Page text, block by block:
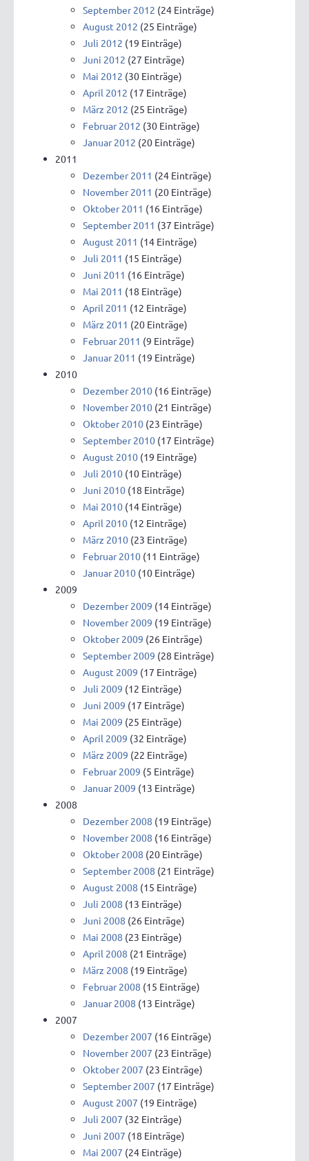
September 2012 (24 Einträge)
August 2012 (25 Einträge)
Juli 2012 (19 Einträge)
Juni 2012 (27 Einträge)
Mai 2012 (30 Einträge)
April 2012 (17 Einträge)
März 2012 (25 Einträge)
Februar 2012 (30 Einträge)
Januar 2012 (20 Einträge)
2011
Dezember 2011 (24 Einträge)
November 2011 (20 Einträge)
Oktober 2011 (16 Einträge)
September 2011 (37 Einträge)
August 2011 (14 Einträge)
Juli 2011 (15 Einträge)
Juni 2011 (16 Einträge)
Mai 2011 (18 Einträge)
April 2011 (12 Einträge)
März 2011 (20 Einträge)
Februar 2011 (9 Einträge)
Januar 2011 (19 Einträge)
2010
Dezember 2010 (16 Einträge)
November 2010 (21 Einträge)
Oktober 2010 (23 Einträge)
September 2010 (17 Einträge)
August 2010 (19 Einträge)
Juli 2010 (10 Einträge)
Juni 2010 (18 Einträge)
Mai 2010 (14 Einträge)
April 2010 (12 Einträge)
März 2010 (23 Einträge)
Februar 2010 (11 Einträge)
Januar 2010 (10 Einträge)
2009
Dezember 2009 (14 Einträge)
November 2009 (19 Einträge)
Oktober 2009 (26 Einträge)
September 2009 (28 Einträge)
August 2009 (17 Einträge)
Juli 2009 (12 Einträge)
Juni 2009 (17 Einträge)
Mai 2009 (25 Einträge)
April 2009 (32 Einträge)
März 2009 (22 Einträge)
Februar 2009 (5 Einträge)
Januar 2009 (13 Einträge)
2008
Dezember 2008 (19 Einträge)
November 2008 (16 Einträge)
Oktober 2008 (20 Einträge)
September 2008 (21 Einträge)
August 2008 (15 Einträge)
Juli 2008 (13 Einträge)
Juni 2008 (26 Einträge)
Mai 2008 (23 Einträge)
April 2008 (21 Einträge)
März 2008 (19 Einträge)
Februar 2008 (15 Einträge)
Januar 2008 (13 Einträge)
2007
Dezember 2007 (16 Einträge)
November 2007 (23 Einträge)
Oktober 2007 (23 Einträge)
September 2007 (17 Einträge)
August 2007 (19 Einträge)
Juli 2007 (32 Einträge)
Juni 2007 (18 Einträge)
Mai 2007 (24 Einträge)